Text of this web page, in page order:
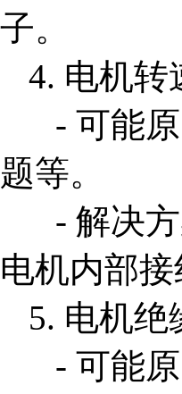
子。
4. 电机转
- 可能
题等。
- 解决
电机内部
5. 电机绝
- 可能